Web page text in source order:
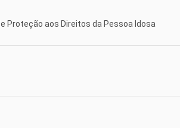
Proteção aos Direitos da Pessoa Idosa